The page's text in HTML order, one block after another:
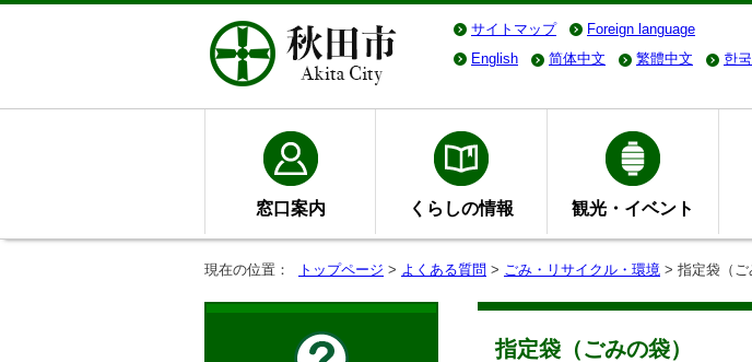
サイトマップ Foreign language
English
简体中文 繁體中文 한
窓口案内 くらしの情報 観光・イベント
現在の位置： トップページ > よくある質問 > ごみ・リサイクル・環境 > 指定袋（ご
指定袋（ごみの袋）